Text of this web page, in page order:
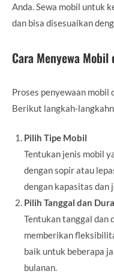
Anda. Sewa mobil untuk
dan bisa disesuaikan
Cara Menyewa
Proses penyewaan mobil
Berikut langkah-
Pilih Tipe Mobil
Tentukan jenis mobil
dengan sopir atau
dengan kapasitas dan
Pilih Tanggal dan
Tentukan tanggal dan
memberikan
baik untuk beberapa
bulanan.